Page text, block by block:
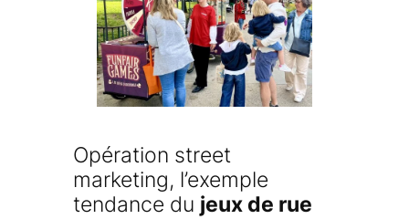
Opération street
marketing, l’exemple
tendance du jeux de rue